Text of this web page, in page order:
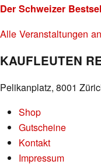
Der Schweizer
Alle Veranstaltungen
KAUFLEUTEN
Pelikanplatz, 8001
Shop
Gutscheine
Kontakt
Impressum